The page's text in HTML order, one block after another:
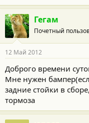
Гегам
Почетный
12 Май 2012
Доброго времени
Мне нужен
задние стойки в
тормоза